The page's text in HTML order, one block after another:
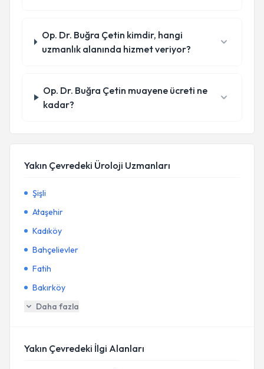
Op. Dr. Buğra Çetin kimdir, hangi
uzmanlık alanında hizmet veriyor?
Op. Dr. Buğra Çetin muayene ücreti ne
kadar?
Yakın Çevredeki Üroloji Uzmanları
Şişli
Ataşehir
Kadıköy
Bahçelievler
Fatih
Bakırköy
Daha fazla
Yakın Çevredeki İlgi Alanları